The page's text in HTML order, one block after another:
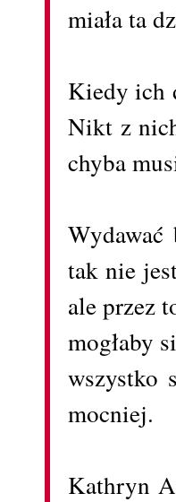
miała ta
Kiedy ich
Nikt z
chyba
tak nie
ale przez
mogłaby
wszystko
mocniej.
Kathryn